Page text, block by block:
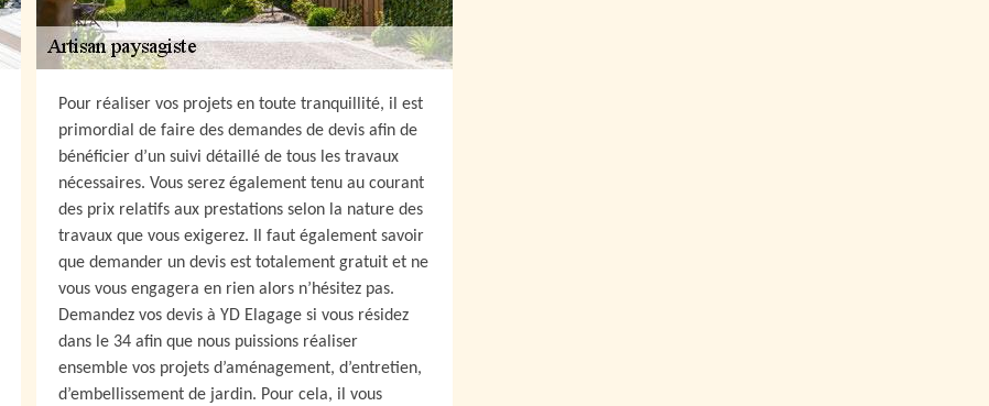
Pour réaliser vos projets en toute tranquillité, il est
primordial de faire des demandes de devis afin de
bénéficier d’un suivi détaillé de tous les travaux
nécessaires. Vous serez également tenu au courant
des prix relatifs aux prestations selon la nature des
travaux que vous exigerez. Il faut également savoir
que demander un devis est totalement gratuit et ne
vous vous engagera en rien alors n’hésitez pas.
Demandez vos devis à YD Elagage si vous résidez
dans le 34 afin que nous puissions réaliser
ensemble vos projets d’aménagement, d’entretien,
d’embellissement de jardin. Pour cela, il vous